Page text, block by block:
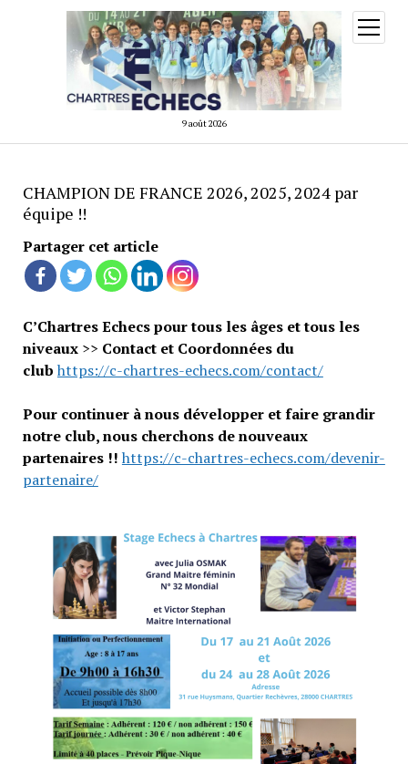
9 août 2026
ouvrir
menu
CHAMPION DE FRANCE 2026, 2025, 2024 par
équipe !!
Partager cet article
C’Chartres Echecs pour tous les âges et tous les
niveaux >> Contact et Coordonnées du
club https://c-chartres-echecs.com/contact/
Pour continuer à nous développer et faire grandir
notre club, nous cherchons de nouveaux
partenaires !! https://c-chartres-echecs.com/devenir-
partenaire/